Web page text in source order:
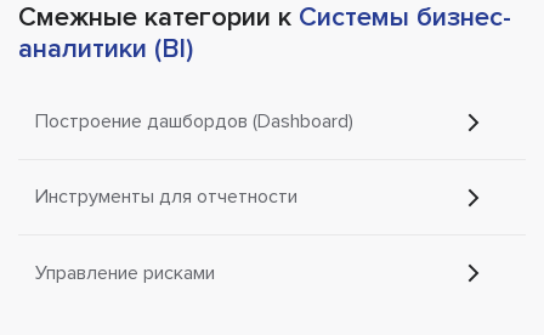
Смежные категории к Системы бизнес-
аналитики (BI)
Построение дашбордов (Dashboard)
Инструменты для отчетности
Управление рисками